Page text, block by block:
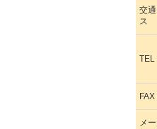
交
ス
TEL
FAX
メ